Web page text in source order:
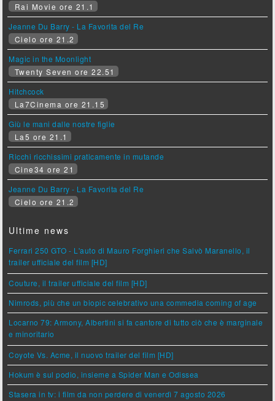
Rai Movie ore 21.1
Jeanne Du Barry - La Favorita del Re
Cielo ore 21.2
Magic in the Moonlight
Twenty Seven ore 22.51
Hitchcock
La7Cinema ore 21.15
Giù le mani dalle nostre figlie
La5 ore 21.1
Ricchi ricchissimi praticamente in mutande
Cine34 ore 21
Jeanne Du Barry - La Favorita del Re
Cielo ore 21.2
Ultime news
Ferrari 250 GTO - L'auto di Mauro Forghieri che Salvò Maranello, il
trailer ufficiale del film [HD]
Couture, il trailer ufficiale del film [HD]
Nimrods, più che un biopic celebrativo una commedia coming of age
Locarno 79: Armony, Albertini si fa cantore di tutto ciò che è marginale
e minoritario
Coyote Vs. Acme, il nuovo trailer del film [HD]
Hokum è sul podio, insieme a Spider Man e Odissea
Stasera in tv: i film da non perdere di venerdì 7 agosto 2026